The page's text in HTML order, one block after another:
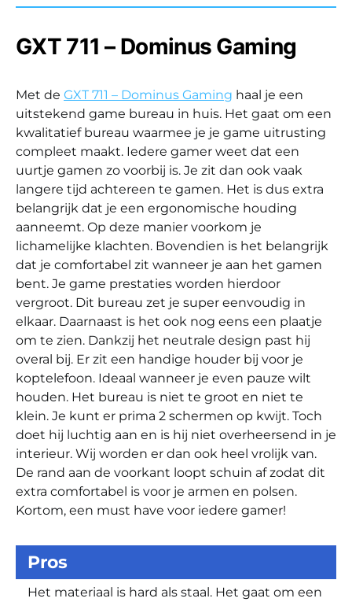
GXT 711 – Dominus Gaming
Met de GXT 711 – Dominus Gaming haal je een
uitstekend game bureau in huis. Het gaat om een
kwalitatief bureau waarmee je je game uitrusting
compleet maakt. Iedere gamer weet dat een
uurtje gamen zo voorbij is. Je zit dan ook vaak
langere tijd achtereen te gamen. Het is dus extra
belangrijk dat je een ergonomische houding
aanneemt. Op deze manier voorkom je
lichamelijke klachten. Bovendien is het belangrijk
dat je comfortabel zit wanneer je aan het gamen
bent. Je game prestaties worden hierdoor
vergroot. Dit bureau zet je super eenvoudig in
elkaar. Daarnaast is het ook nog eens een plaatje
om te zien. Dankzij het neutrale design past hij
overal bij. Er zit een handige houder bij voor je
koptelefoon. Ideaal wanneer je even pauze wilt
houden. Het bureau is niet te groot en niet te
klein. Je kunt er prima 2 schermen op kwijt. Toch
doet hij luchtig aan en is hij niet overheersend in je
interieur. Wij worden er dan ook heel vrolijk van.
De rand aan de voorkant loopt schuin af zodat dit
extra comfortabel is voor je armen en polsen.
Kortom, een must have voor iedere gamer!
Pros
Het materiaal is hard als staal. Het gaat om een